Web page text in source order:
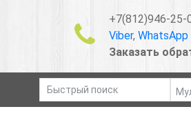
+7(812)946-25-
Viber, WhatsApp
Заказать